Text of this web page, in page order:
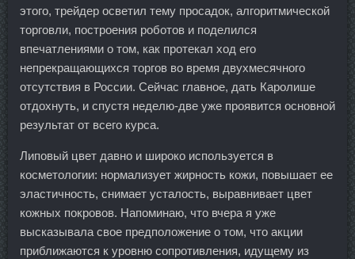
этого, трейдер осветил тему просадок, алгоритмической
торговли, построения роботов и поделился
впечатлениями о том, как протекал ход его
непрекращающихся торгов во время двухмесячного
отсутствия в России. Сейчас главное, дать Каролише
отдохнуть, и спустя неделю-две уже проявится основной
результат от всего курса.
Липовый цвет давно и широко используется в
косметологии: нормализует жирность кожи, повышает ее
эластичность, снимает усталость, выравнивает цвет
кожных покровов. Напоминаю, что вчера я уже
высказывала свое предположение о том, что акции
приближаются к уровню сопротивления, идущему из